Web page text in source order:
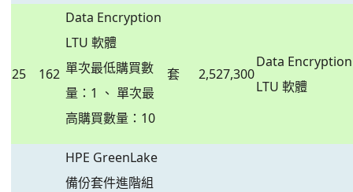
25 162
Data Encryption
LTU 軟體
單次最低購買數
量：1 、 單次最
高購買數量：10
套 2,527,300
Data Encryption
LTU 軟體
HPE GreenLake
備份套件進階組